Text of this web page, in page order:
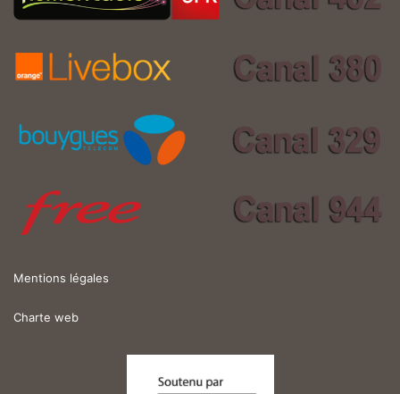
Mentions légales
Charte web